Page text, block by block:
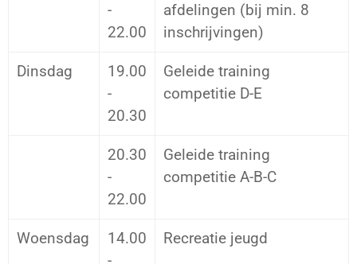
-
22.00
afdelingen (bij min. 8
inschrijvingen)
Dinsdag
19.00
-
20.30
Geleide training
competitie D-E
20.30
-
22.00
Geleide training
competitie A-B-C
Woensdag
14.00
-
Recreatie jeugd